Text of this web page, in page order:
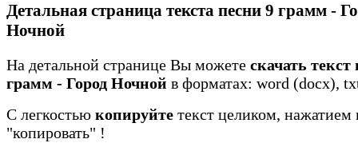
Детальная страница текста песни 9 грамм -
Ночной
На детальной странице Вы можете скачать текст
грамм - Город Ночной в форматах: word (docx),
С легкостью копируйте текст целиком, нажатием
"копировать" !